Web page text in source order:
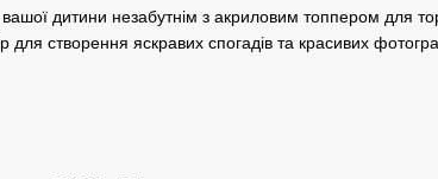
дитини незабутнім з акриловим топпером для
для створення яскравих спогадів та красивих